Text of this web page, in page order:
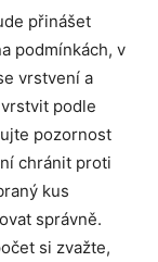
přinášet
podmínkách, v
vrstvení a
podle
pozornost
chránit proti
kus
správně.
si zvažte,